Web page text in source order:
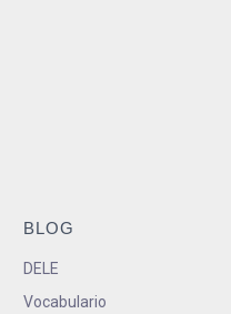
BLOG
DELE
Vocabulario